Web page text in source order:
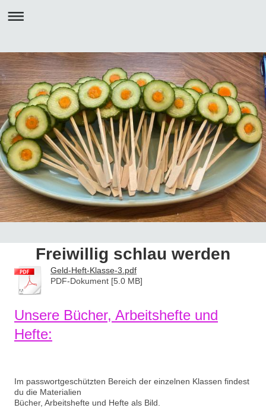
Freiwillig schlau werden
Geld-Heft-Klasse-3.pdf
PDF-Dokument [5.0 MB]
Unsere Bücher, Arbeitshefte und
Hefte:
Im passwortgeschützten Bereich der einzelnen Klassen findest
du die Materialien
Bücher, Arbeitshefte und Hefte als Bild.